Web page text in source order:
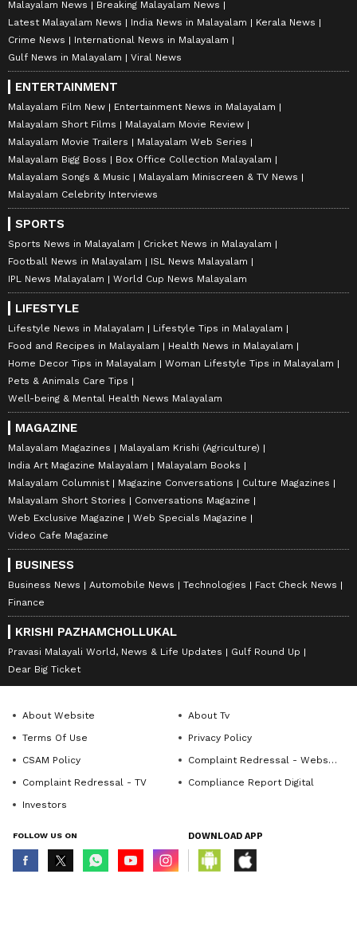
Malayalam News
Breaking Malayalam News
Latest Malayalam News
India News in Malayalam
Kerala News
Crime News
International News in Malayalam
Gulf News in Malayalam
Viral News
ENTERTAINMENT
Malayalam Film New
Entertainment News in Malayalam
Malayalam Short Films
Malayalam Movie Review
Malayalam Movie Trailers
Malayalam Web Series
Malayalam Bigg Boss
Box Office Collection Malayalam
Malayalam Songs & Music
Malayalam Miniscreen & TV News
Malayalam Celebrity Interviews
SPORTS
Sports News in Malayalam
Cricket News in Malayalam
Football News in Malayalam
ISL News Malayalam
IPL News Malayalam
World Cup News Malayalam
LIFESTYLE
Lifestyle News in Malayalam
Lifestyle Tips in Malayalam
Food and Recipes in Malayalam
Health News in Malayalam
Home Decor Tips in Malayalam
Woman Lifestyle Tips in Malayalam
Pets & Animals Care Tips
Well-being & Mental Health News Malayalam
MAGAZINE
Malayalam Magazines
Malayalam Krishi (Agriculture)
India Art Magazine Malayalam
Malayalam Books
Malayalam Columnist
Magazine Conversations
Culture Magazines
Malayalam Short Stories
Conversations Magazine
Web Exclusive Magazine
Web Specials Magazine
Video Cafe Magazine
BUSINESS
Business News Automobile News Technologies
Fact Check News
Finance
KRISHI PAZHAMCHOLLUKAL
Pravasi Malayali World, News & Life Updates
Gulf Round Up
Dear Big Ticket
About Website
About Tv
Terms Of Use
Privacy Policy
CSAM Policy
Complaint Redressal - Website
Complaint Redressal - TV
Compliance Report Digital
Investors
FOLLOW US ON DOWNLOAD APP